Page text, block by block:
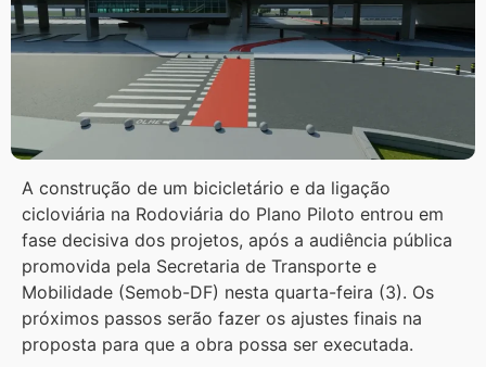
A construção de um bicicletário e da ligação
cicloviária na Rodoviária do Plano Piloto entrou em
fase decisiva dos projetos, após a audiência pública
promovida pela Secretaria de Transporte e
Mobilidade (Semob-DF) nesta quarta-feira (3). Os
próximos passos serão fazer os ajustes finais na
proposta para que a obra possa ser executada.